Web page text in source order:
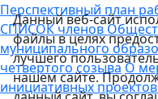
Перспективный план
СПИСОК членов
муниципального
четвертого созываО
инициативных
Данный веб-сайт
файлы в целях
лучшего
нашем сайте.